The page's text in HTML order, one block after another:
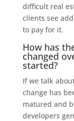
difficult real
clients see
to pay for it.
How has
changed
started?
If we talk
change has
matured and
developers